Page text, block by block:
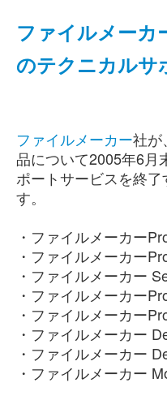
ファイルメー
のテクニカルサ
ファイルメーカー社が
品について2005年6月
ポートサービスを終了
す。
・ファイルメーカー
・ファイルメーカー
・ファイルメーカー
・ファイルメーカー
・ファイルメーカー
・ファイルメーカー
・ファイルメーカー
・ファイルメーカー